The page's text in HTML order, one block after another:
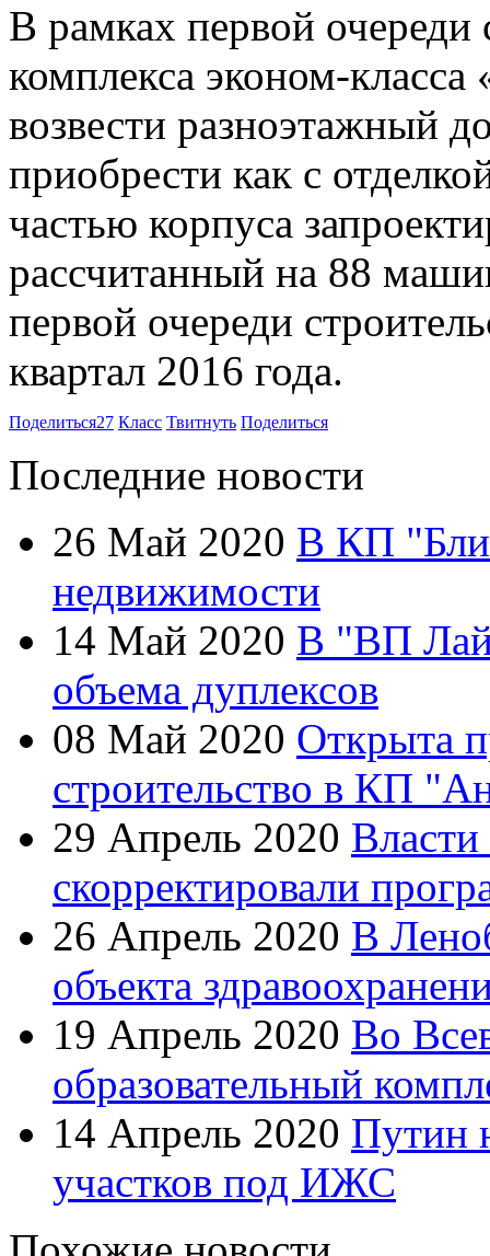
В рамках первой очереди
комплекса эконом-класса
возвести разноэтажный
приобрести как с
частью корпуса
рассчитанный на 88
первой очереди
квартал 2016 года.
Поделиться27 Класс Твитнуть Поделиться
Последние новости
26 Май 2020 В КП
недвижимости
14 Май 2020 В "ВП
объема дуплексов
08 Май 2020 Открыта
строительство в КП
29 Апрель 2020
скорректировали
26 Апрель 2020 В
объекта
19 Апрель 2020 Во
образовательный
14 Апрель 2020 Путин
участков под ИЖС